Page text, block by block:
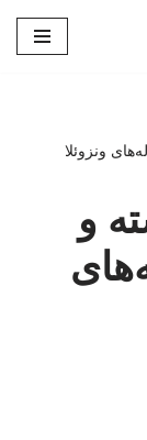
۳۲ کشته و